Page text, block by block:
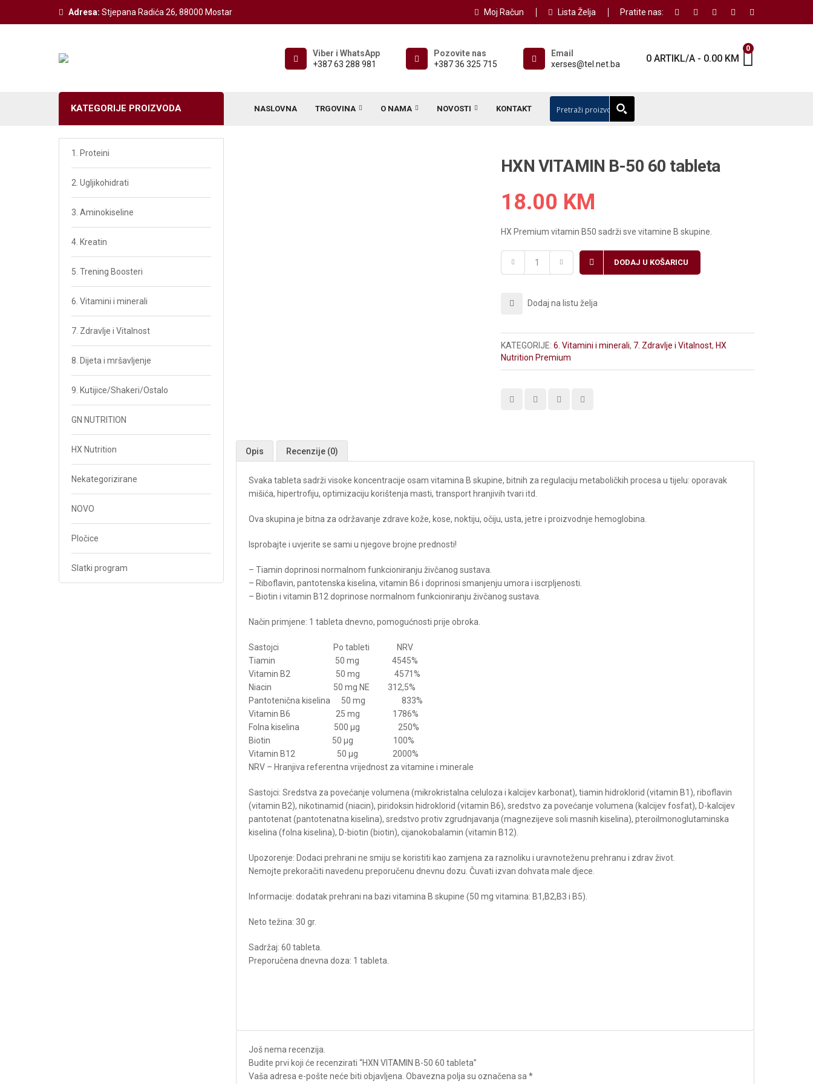
Adresa: Stjepana Radića 26, 88000 Mostar Moj Račun Lista Želja Pratite nas:
Viber i WhatsApp
+387 63 288 981
Pozovite nas
+387 36 325 715
Email
xerses@tel.net.ba
0 ARTIKL/A - 0.00 KM
0
KATEGORIJE PROIZVODA NASLOVNA TRGOVINA
Weider Izdvojeno
Z-Konzept Izdvojeno
O NAMA NOVOSTI KONTAKT
HXN VITAMIN B-50 60 tableta
18.00 KM
HX Premium vitamin B50 sadrži sve vitamine B skupine.
DODAJ U KOŠARICU
Dodaj na listu želja
KATEGORIJE:6. Vitamini i minerali, 7. Zdravlje i Vitalnost, HX
Nutrition Premium
Opis Recenzije (0)
Svaka tableta sadrži visoke koncentracije osam vitamina B skupine, bitnih za regulaciju metaboličkih procesa u tijelu: oporavak
mišića, hipertrofiju, optimizaciju korištenja masti, transport hranjivih tvari itd.
Ova skupina je bitna za održavanje zdrave kože, kose, noktiju, očiju, usta, jetre i proizvodnje hemoglobina.
Isprobajte i uvjerite se sami u njegove brojne prednosti!
– Tiamin doprinosi normalnom funkcioniranju živčanog sustava.
– Riboflavin, pantotenska kiselina, vitamin B6 i doprinosi smanjenju umora i iscrpljenosti.
– Biotin i vitamin B12 doprinose normalnom funkcioniranju živčanog sustava.
Način primjene: 1 tableta dnevno, pomogućnosti prije obroka.
Sastojci Po tableti NRV
Tiamin 50 mg 4545%
Vitamin B2 50 mg 4571%
Niacin 50 mg NE 312,5%
Pantotenična kiselina 50 mg 833%
Vitamin B6 25 mg 1786%
Folna kiselina 500 µg 250%
Biotin 50 µg 100%
Vitamin B12 50 µg 2000%
NRV – Hranjiva referentna vrijednost za vitamine i minerale
Sastojci: Sredstva za povećanje volumena (mikrokristalna celuloza i kalcijev karbonat), tiamin hidroklorid (vitamin B1), riboflavin
(vitamin B2), nikotinamid (niacin), piridoksin hidroklorid (vitamin B6), sredstvo za povećanje volumena (kalcijev fosfat), D-kalcijev
pantotenat (pantotenatna kiselina), sredstvo protiv zgrudnjavanja (magnezijeve soli masnih kiselina), pteroilmonoglutaminska
kiselina (folna kiselina), D-biotin (biotin), cijanokobalamin (vitamin B12).
Upozorenje: Dodaci prehrani ne smiju se koristiti kao zamjena za raznoliku i uravnoteženu prehranu i zdrav život.
Nemojte prekoračiti navedenu preporučenu dnevnu dozu. Čuvati izvan dohvata male djece.
Informacije: dodatak prehrani na bazi vitamina B skupine (50 mg vitamina: B1,B2,B3 i B5).
Neto težina: 30 gr.
Sadržaj: 60 tableta.
Preporučena dnevna doza: 1 tableta.
Još nema recenzija.
Budite prvi koji će recenzirati “HXN VITAMIN B-50 60 tableta”
Vaša adresa e-pošte neće biti objavljena. Obavezna polja su označena sa *
1. Proteini
2. Ugljikohidrati
3. Aminokiseline
4. Kreatin
5. Trening Boosteri
6. Vitamini i minerali
7. Zdravlje i Vitalnost
8. Dijeta i mršavljenje
9. Kutijice/Shakeri/Ostalo
GN NUTRITION
HX Nutrition
Nekategorizirane
NOVO
Pločice
Slatki program